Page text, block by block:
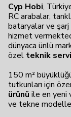
Cyp Hobi,
RC arabalar,
bataryalar ve şarj
hizmet
dünyaca ünlü
özel teknik
150 m²
tutkunları için
ürünü ile en yeni
ve tekne